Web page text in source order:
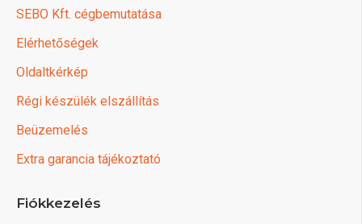
SEBO Kft. cégbemutatása
Elérhetőségek
Oldaltkérkép
Régi készülék elszállítás
Beüzemelés
Extra garancia tájékoztató
Fiókkezelés